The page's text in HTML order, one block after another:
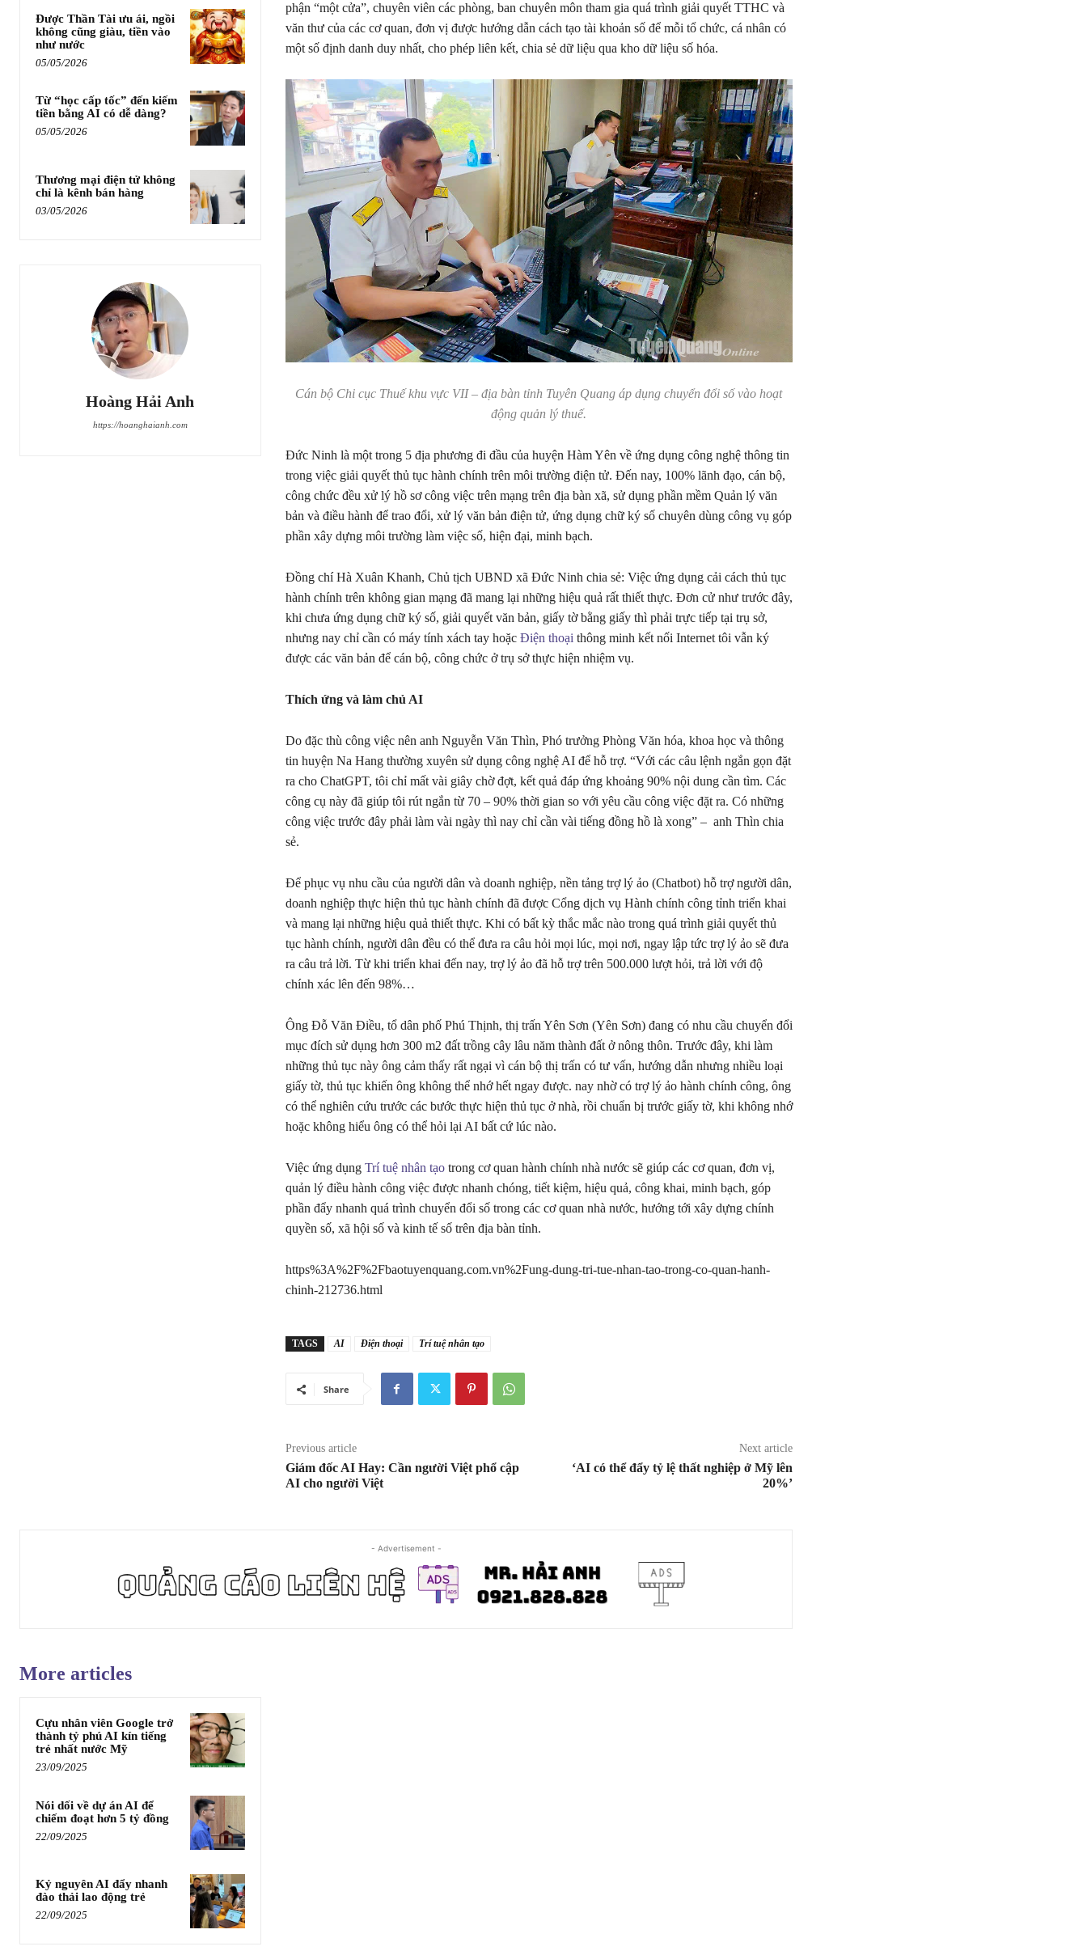
Được Thần Tài ưu ái, ngồi
không cũng giàu, tiền vào
như nước
05/05/2026
Từ “học cấp tốc” đến kiếm
tiền bằng AI có dễ dàng?
05/05/2026
Thương mại điện tử không
chỉ là kênh bán hàng
03/05/2026
Hoàng Hải Anh
https://hoanghaianh.com
phận “một cửa”, chuyên viên các phòng, ban chuyên môn tham gia quá trình giải quyết TTHC và
văn thư của các cơ quan, đơn vị được hướng dẫn cách tạo tài khoản số để mỗi tổ chức, cá nhân có
một số định danh duy nhất, cho phép liên kết, chia sẻ dữ liệu qua kho dữ liệu số hóa.
Cán bộ Chi cục Thuế khu vực VII – địa bàn tỉnh Tuyên Quang áp dụng chuyển đổi số vào hoạt
động quản lý thuế.
Đức Ninh là một trong 5 địa phương đi đầu của huyện Hàm Yên về ứng dụng công nghệ thông tin
trong việc giải quyết thủ tục hành chính trên môi trường điện tử. Đến nay, 100% lãnh đạo, cán bộ,
công chức đều xử lý hồ sơ công việc trên mạng trên địa bàn xã, sử dụng phần mềm Quản lý văn
bản và điều hành để trao đổi, xử lý văn bản điện tử, ứng dụng chữ ký số chuyên dùng công vụ góp
phần xây dựng môi trường làm việc số, hiện đại, minh bạch.
Đồng chí Hà Xuân Khanh, Chủ tịch UBND xã Đức Ninh chia sẻ: Việc ứng dụng cải cách thủ tục
hành chính trên không gian mạng đã mang lại những hiệu quả rất thiết thực. Đơn cử như trước đây,
khi chưa ứng dụng chữ ký số, giải quyết văn bản, giấy tờ bằng giấy thì phải trực tiếp tại trụ sở,
nhưng nay chỉ cần có máy tính xách tay hoặc Điện thoại thông minh kết nối Internet tôi vẫn ký
được các văn bản để cán bộ, công chức ở trụ sở thực hiện nhiệm vụ.
Thích ứng và làm chủ AI
Do đặc thù công việc nên anh Nguyễn Văn Thìn, Phó trưởng Phòng Văn hóa, khoa học và thông
tin huyện Na Hang thường xuyên sử dụng công nghệ AI để hỗ trợ. “Với các câu lệnh ngắn gọn đặt
ra cho ChatGPT, tôi chỉ mất vài giây chờ đợt, kết quả đáp ứng khoảng 90% nội dung cần tìm. Các
công cụ này đã giúp tôi rút ngắn từ 70 – 90% thời gian so với yêu cầu công việc đặt ra. Có những
công việc trước đây phải làm vài ngày thì nay chỉ cần vài tiếng đồng hồ là xong” – anh Thìn chia
sẻ.
Để phục vụ nhu cầu của người dân và doanh nghiệp, nền tảng trợ lý ảo (Chatbot) hỗ trợ người dân,
doanh nghiệp thực hiện thủ tục hành chính đã được Cổng dịch vụ Hành chính công tỉnh triển khai
và mang lại những hiệu quả thiết thực. Khi có bất kỳ thắc mắc nào trong quá trình giải quyết thủ
tục hành chính, người dân đều có thể đưa ra câu hỏi mọi lúc, mọi nơi, ngay lập tức trợ lý ảo sẽ đưa
ra câu trả lời. Từ khi triển khai đến nay, trợ lý ảo đã hỗ trợ trên 500.000 lượt hỏi, trả lời với độ
chính xác lên đến 98%…
Ông Đỗ Văn Điều, tổ dân phố Phú Thịnh, thị trấn Yên Sơn (Yên Sơn) đang có nhu cầu chuyển đổi
mục đích sử dụng hơn 300 m2 đất trồng cây lâu năm thành đất ở nông thôn. Trước đây, khi làm
những thủ tục này ông cảm thấy rất ngại vì cán bộ thị trấn có tư vấn, hướng dẫn nhưng nhiều loại
giấy tờ, thủ tục khiến ông không thể nhớ hết ngay được. nay nhờ có trợ lý ảo hành chính công, ông
có thể nghiên cứu trước các bước thực hiện thủ tục ở nhà, rồi chuẩn bị trước giấy tờ, khi không nhớ
hoặc không hiểu ông có thể hỏi lại AI bất cứ lúc nào.
Việc ứng dụng Trí tuệ nhân tạotrong cơ quan hành chính nhà nước sẽ giúp các cơ quan, đơn vị,
quản lý điều hành công việc được nhanh chóng, tiết kiệm, hiệu quả, công khai, minh bạch, góp
phần đẩy nhanh quá trình chuyển đổi số trong các cơ quan nhà nước, hướng tới xây dựng chính
quyền số, xã hội số và kinh tế số trên địa bàn tỉnh.
https%3A%2F%2Fbaotuyenquang.com.vn%2Fung-dung-tri-tue-nhan-tao-trong-co-quan-hanh-
chinh-212736.html
TAGS AI Điện thoại Trí tuệ nhân tạo
Share
Previous article
Giám đốc AI Hay: Cần người Việt phổ cập
AI cho người Việt
Next article
‘AI có thể đẩy tỷ lệ thất nghiệp ở Mỹ lên
20%’
- Advertisement -
More articles
Cựu nhân viên Google trở
thành tỷ phú AI kín tiếng
trẻ nhất nước Mỹ
23/09/2025
Nói dối về dự án AI để
chiếm đoạt hơn 5 tỷ đồng
22/09/2025
Kỷ nguyên AI đẩy nhanh
đào thải lao động trẻ
22/09/2025